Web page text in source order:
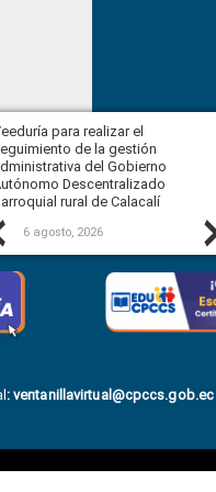
Previous
para realizar el
de la gestión
del Gobierno
Descentralizado
rural de Calacalí
6 agosto, 2026
:ventanillavirtual@cpccs.gob.ec